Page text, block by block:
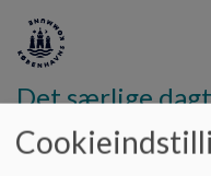
Det særlige
Regnbuen